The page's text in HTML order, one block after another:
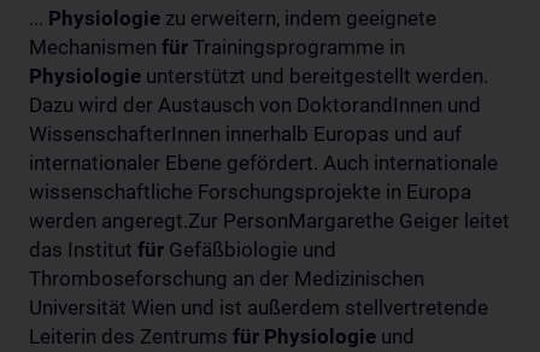
... Physiologie zu erweitern, indem geeignete
Mechanismen für Trainingsprogramme in
Physiologie unterstützt und bereitgestellt werden.
Dazu wird der Austausch von DoktorandInnen und
WissenschafterInnen innerhalb Europas und auf
internationaler Ebene gefördert. Auch internationale
wissenschaftliche Forschungsprojekte in Europa
werden angeregt.Zur PersonMargarethe Geiger leitet
das Institut für Gefäßbiologie und
Thromboseforschung an der Medizinischen
Universität Wien und ist außerdem stellvertretende
Leiterin des Zentrums für Physiologie und